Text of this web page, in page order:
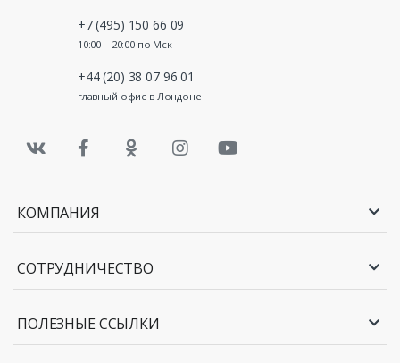
+7 (495) 150 66 09
10:00 – 20:00 по Мск
+44 (20) 38 07 96 01
главный офис в Лондоне
КОМПАНИЯ
СОТРУДНИЧЕСТВО
ПОЛЕЗНЫЕ ССЫЛКИ